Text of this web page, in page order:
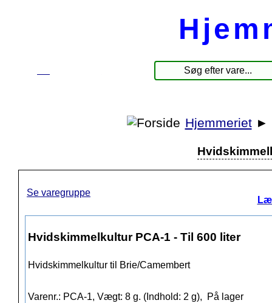
Hjemmeriet ►
Se varegruppe
Hvidskimmelkultur PCA-1 - Til 600 liter
Hvidskimmelkultur til Brie/Camembert
Varenr.: PCA-1, Vægt: 8 g. (Indhold: 2 g), På lager